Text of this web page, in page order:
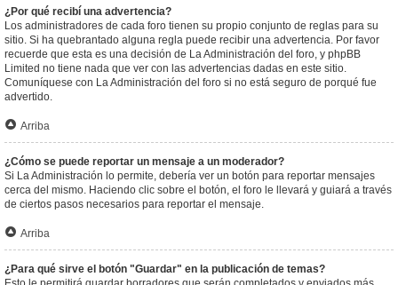
¿Por qué recibí una advertencia?
Los administradores de cada foro tienen su propio conjunto de reglas para su
sitio. Si ha quebrantado alguna regla puede recibir una advertencia. Por favor
recuerde que esta es una decisión de La Administración del foro, y phpBB
Limited no tiene nada que ver con las advertencias dadas en este sitio.
Comuníquese con La Administración del foro si no está seguro de porqué fue
advertido.
Arriba
¿Cómo se puede reportar un mensaje a un moderador?
Si La Administración lo permite, debería ver un botón para reportar mensajes
cerca del mismo. Haciendo clic sobre el botón, el foro le llevará y guiará a través
de ciertos pasos necesarios para reportar el mensaje.
Arriba
¿Para qué sirve el botón "Guardar" en la publicación de temas?